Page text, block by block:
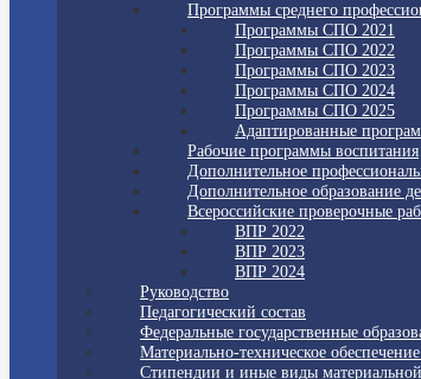
Программы среднего
Программы СПО 2021
Программы СПО 2022
Программы СПО 2023
Программы СПО 2024
Программы СПО 2025
Адаптированные
Рабочие программы воспитания
Дополнительное
Дополнительное образование
Всероссийские проверочные
ВПР 2022
ВПР 2023
ВПР 2024
Руководство
Педагогический состав
Федеральные государственные
Материально-техническое
Стипендии и иные виды